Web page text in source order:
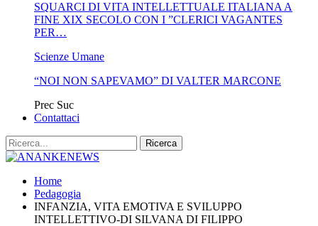
SQUARCI DI VITA INTELLETTUALE ITALIANA A
FINE XIX SECOLO CON I ”CLERICI VAGANTES
PER…
Scienze Umane
“NOI NON SAPEVAMO” DI VALTER MARCONE
Prec Suc
Contattaci
Home
Pedagogia
INFANZIA, VITA EMOTIVA E SVILUPPO
INTELLETTIVO-DI SILVANA DI FILIPPO